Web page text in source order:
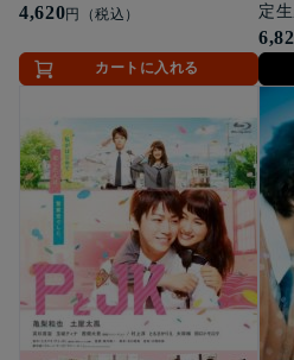
4,620円（税込）
カートに入れる
定